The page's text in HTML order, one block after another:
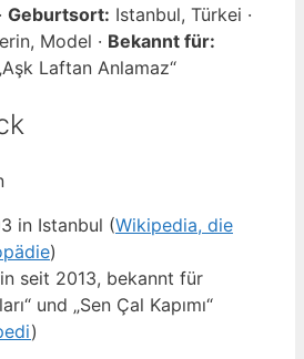
Geburtsort: Istanbul, Türkei ·
Model · Bekannt für:
Laftan Anlamaz“
in Istanbul (Wikipedia, die
)
seit 2013, bekannt für
und „Sen Çal Kapımı“
)